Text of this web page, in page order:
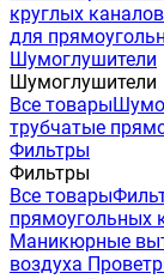
круглых каналов
для
Шумоглушители
Шумоглушители
Все товары
трубчатые
Фильтры
Фильтры
Все товары
прямоугольных
Маникюрные
воздуха